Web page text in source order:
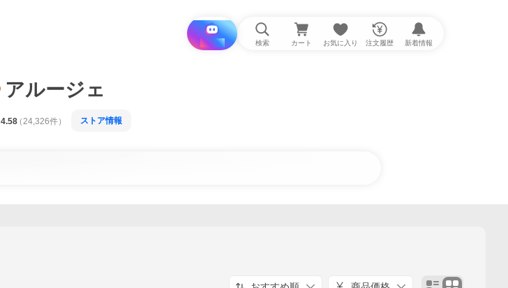
i と探す 検索 カート お気に入り 注文履歴 新着情報
アルージェ
4.58（ 24,326件） ストア情報